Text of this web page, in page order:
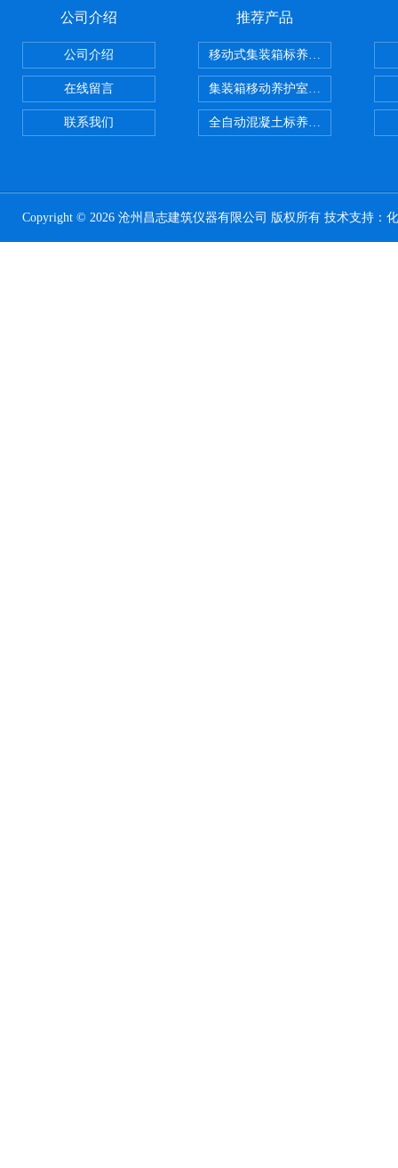
公司介绍
公司介绍
在线留言
联系我们
推荐产品
移动式集装箱标养室 养护室设备
集装箱移动养护室 标养室
全自动混凝土标养室恒温恒湿设备
Copyright © 2026 沧州昌志建筑仪器有限公司 版权所有 技术支持：